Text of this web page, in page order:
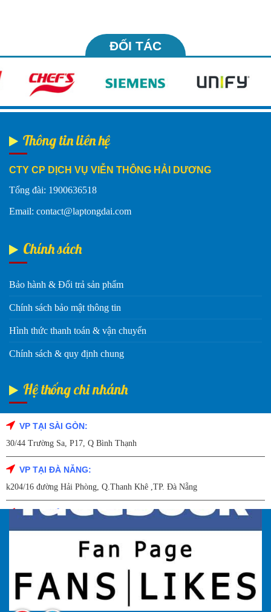
ĐỐI TÁC
Thông tin liên hệ
CTY CP DỊCH VỤ VIỄN THÔNG HẢI DƯƠNG
Tổng đài: 1900636518
Email: contact@laptongdai.com
Chính sách
Bảo hành & Đổi trả sản phẩm
Chính sách bảo mật thông tin
Hình thức thanh toán & vận chuyển
Chính sách & quy định chung
Hệ thống chi nhánh
VP TẠI SÀI GÒN:
30/44 Trường Sa, P17, Q Bình Thạnh
VP TẠI ĐÀ NẴNG:
k204/16 đường Hải Phòng, Q.Thanh Khê ,TP. Đà Nẵng
VP TẠI HẢI DƯƠNG:
Số 9/14 – P.Tứ Thông – TP Hải Dương
VP TẠI HẢI PHÒNG:
227 Đường Hải Triều , P. Quán Toan , Q. Hồng Bàng , Tp Hải Phòng
VP TẠI HÀ NỘI
Fanpage Facebook